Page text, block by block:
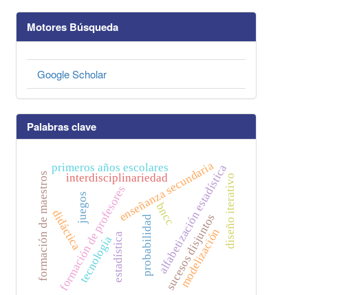
Motores Búsqueda
Google Scholar
Palabras clave
estadística
formación de profesoresenseñanza secundaria
interdisciplinariedadalfabetización estadística
bncc
juegos
probabilidad sucesos disjuntos
primeros años escolares
didáctica
formación de maestros tecnología
diseño iterativo
modelización